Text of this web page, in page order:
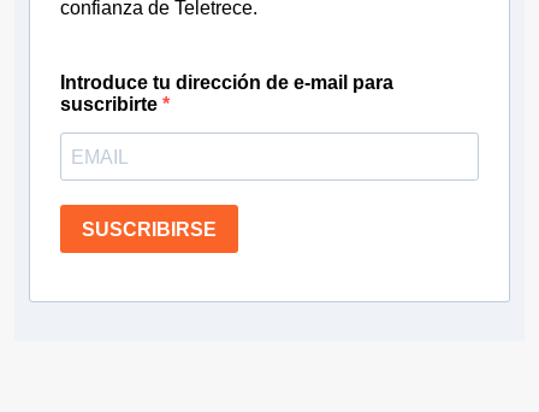
confianza de Teletrece.
Introduce tu dirección de e-mail para
suscribirte
SUSCRIBIRSE